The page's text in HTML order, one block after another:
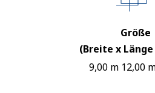
Größe
(Breite x
9,00 m 12,00